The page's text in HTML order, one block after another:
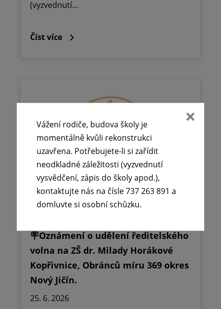
(vyzvednutí…
Číst více
🪧Oznámení o udělení ředitelského
volna na ZŠ dr. Milady Horákové
Kopřivnice, Obránců míru 369 okres
Nový Jičín.
25. 6. 2026
Vážení rodiče, budova školy je
momentálně kvůli rekonstrukci
uzavřena. Potřebujete-li si zařídit
neodkladné záležitosti (vyzvednutí
vysvědčení, zápis do školy apod.),
kontaktujte nás na čísle 737 263 891 a
domluvte si osobní schůzku.